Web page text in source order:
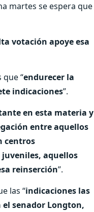
martes se espera que
votación apoye esa
“endurecer la
indicaciones”.
en esta materia y
entre aquellos
centros
juveniles, aquellos
reinserción”.
las “indicaciones las
el senador Longton,